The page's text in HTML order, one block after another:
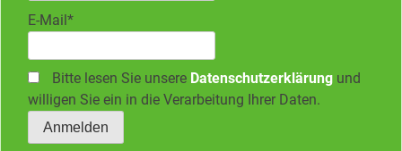
E-Mail*
Bitte lesen Sie unsere Datenschutzerklärung und
willigen Sie ein in die Verarbeitung Ihrer Daten.